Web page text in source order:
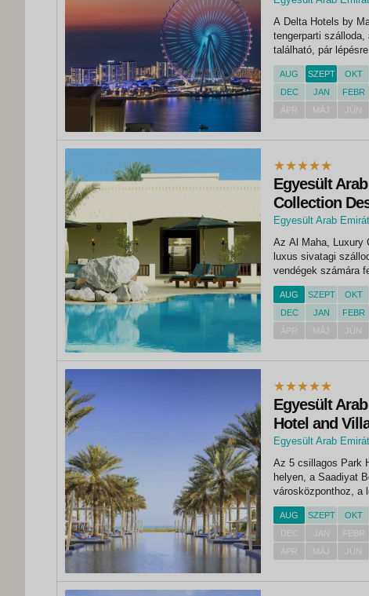
A Delta Hotels by
tengerparti
található, pár
célpont azok
nyaralást keresnek.
AUG SZEPT OKT
DEC
JAN FEBR
ÁPR
MÁJ JÚN
Egyesült
Collection
Egyesült Arab
Az Al Maha, Luxury
luxus sivatagi
vendégek számára
Reserve buja
homokdűnéi között...
AUG SZEPT OKT
DEC
JAN FEBR
ÁPR
MÁJ JÚN
Egyesült
Hotel and
Egyesült Arab
Az 5 csillagos Park
helyen, a Saadiyat
városközponthoz, a
golfpályákhoz, a
Saadiyat kulturális
AUG SZEPT OKT
DEC
JAN FEBR
ÁPR
MÁJ JÚN